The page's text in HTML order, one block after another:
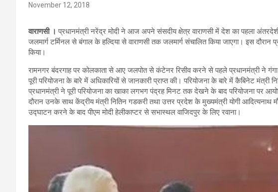
November 12, 2018
वाराणसी । प्रधानमंत्री नरेंद्र मोदी ने आज अपने संसदीय क्षेत्र वाराणसी में देश का पहला
जलमार्ग टर्मिनल से बंगाल के हल्दिया से वाराणसी तक जलमार्ग संचालित किया जाएगा। इस
किया।
रामनगर बंदरगाह पर कोलकाता से आए जलपोत से कंटेनर रिसीव करने से पहले प्रधानमंत्री ने
पूरी परियोजना के बारे में अधिकारियों से जानकारी प्राप्त की। परियोजना के बारे में कैबिनेट मंत्री
प्रधानमंत्री ने पूरी परियोजना का खाका लगभग पंद्रह मिनट तक देखने के बाद परियोजना पर
दौरान उनके साथ केंद्रीय मंत्री नितिन गडकरी तथा उत्तर प्रदेश के मुख्यमंत्री योगी
उद्घाटन करने के बाद पीएम मोदी हेलीकाप्टर से सभास्थल वाजिदपुर के लिए रवाना।